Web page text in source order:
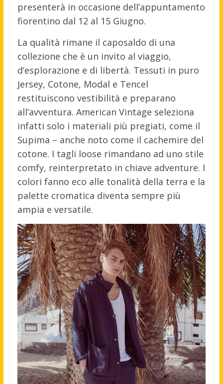
presenterà in occasione dell’appuntamento
fiorentino dal 12 al 15 Giugno.
La qualità rimane il caposaldo di una
collezione che è un invito al viaggio,
d’esplorazione e di libertà. Tessuti in puro
Jersey, Cotone, Modal e Tencel
restituiscono vestibilità e preparano
all’avventura. American Vintage seleziona
infatti solo i materiali più pregiati, come il
Supima – anche noto come il cachemire del
cotone. I tagli loose rimandano ad uno stile
comfy, reinterpretato in chiave adventure. I
colori fanno eco alle tonalità della terra e la
palette cromatica diventa sempre più
ampia e versatile.